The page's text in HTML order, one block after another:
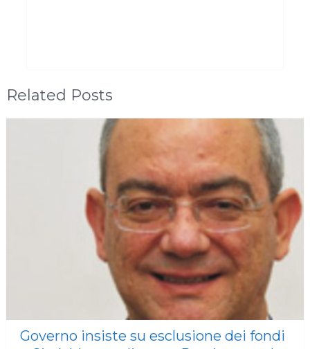
Related Posts
Governo insiste su esclusione dei fondi